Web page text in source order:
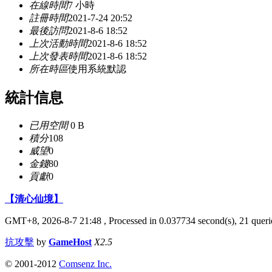
在線時間7 小時
註冊時間2021-7-24 20:52
最後訪問2021-8-6 18:52
上次活動時間2021-8-6 18:52
上次發表時間2021-8-6 18:52
所在時區使用系統默認
統計信息
已用空間0 B
積分108
威望0
金錢80
貢獻0
【清心仙境】
GMT+8, 2026-8-7 21:48 , Processed in 0.037734 second(s), 21
抗攻擊 by GameHost X2.5
© 2001-2012 Comsenz Inc.